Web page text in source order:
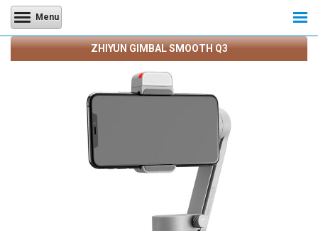
Menu
ZHIYUN GIMBAL SMOOTH Q3